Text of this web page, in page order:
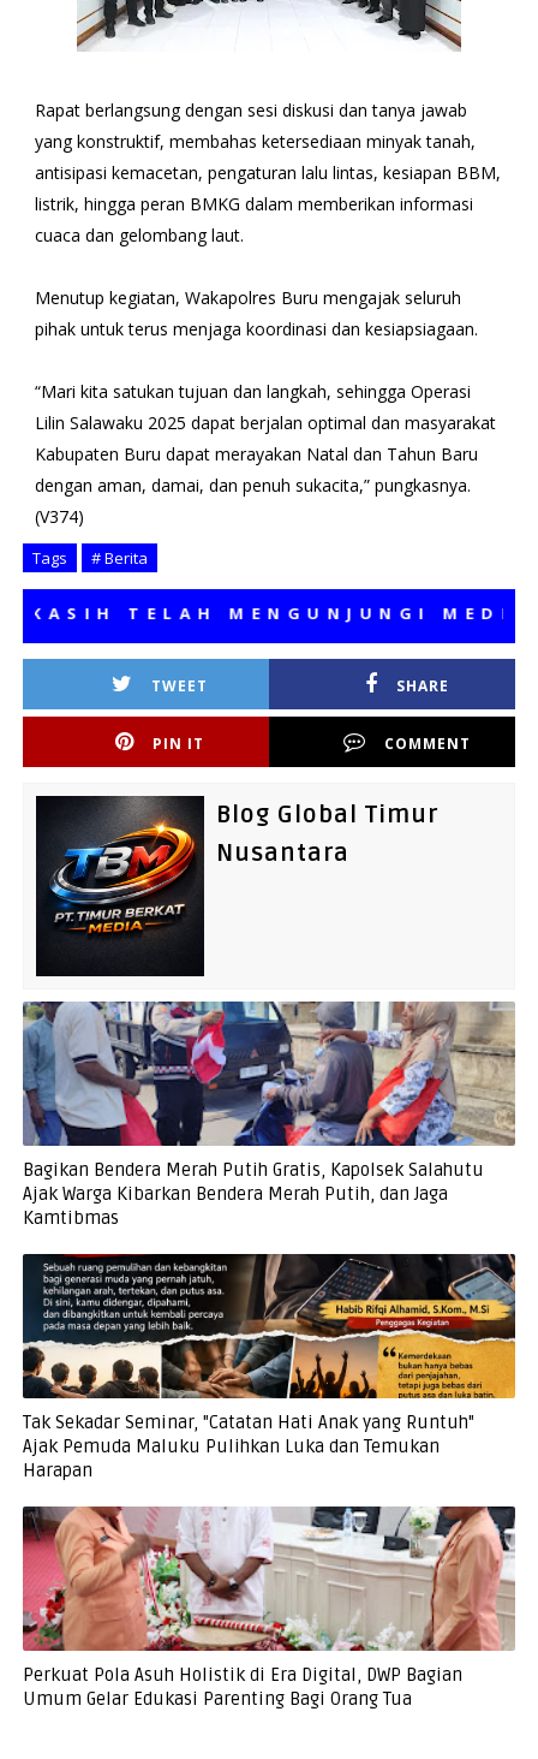
Rapat berlangsung dengan sesi diskusi dan tanya jawab
yang konstruktif, membahas ketersediaan minyak tanah,
antisipasi kemacetan, pengaturan lalu lintas, kesiapan BBM,
listrik, hingga peran BMKG dalam memberikan informasi
cuaca dan gelombang laut.
Menutup kegiatan, Wakapolres Buru mengajak seluruh
pihak untuk terus menjaga koordinasi dan kesiapsiagaan.
“Mari kita satukan tujuan dan langkah, sehingga Operasi
Lilin Salawaku 2025 dapat berjalan optimal dan masyarakat
Kabupaten Buru dapat merayakan Natal dan Tahun Baru
dengan aman, damai, dan penuh sukacita,” pungkasnya.
(V374)
Tags # Berita
TELAH MENGUNJUNGI MEDIA
TWEET SHARE
PIN IT COMMENT
Blog Global Timur
Nusantara
Bagikan Bendera Merah Putih Gratis, Kapolsek Salahutu
Ajak Warga Kibarkan Bendera Merah Putih, dan Jaga
Kamtibmas
Tak Sekadar Seminar, "Catatan Hati Anak yang Runtuh"
Ajak Pemuda Maluku Pulihkan Luka dan Temukan
Harapan
Perkuat Pola Asuh Holistik di Era Digital, DWP Bagian
Umum Gelar Edukasi Parenting Bagi Orang Tua